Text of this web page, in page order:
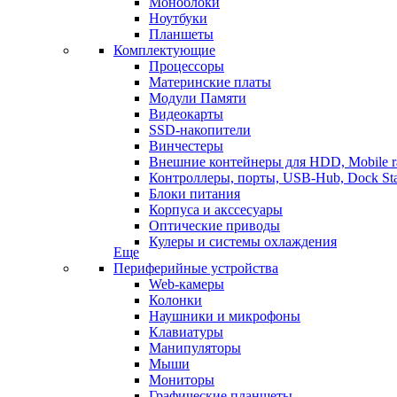
Ноутбуки
Планшеты
Комплектующие
Процессоры
Материнские платы
Модули Памяти
Видеокарты
SSD-накопители
Винчестеры
Внешние контейнеры для HDD, Mobile
Контроллеры, порты, USB-Hub, Dock
Блоки питания
Корпуса и акссесуары
Оптические приводы
Кулеры и системы охлаждения
Еще
Периферийные устройства
Web-камеры
Колонки
Наушники и микрофоны
Клавиатуры
Манипуляторы
Мыши
Мониторы